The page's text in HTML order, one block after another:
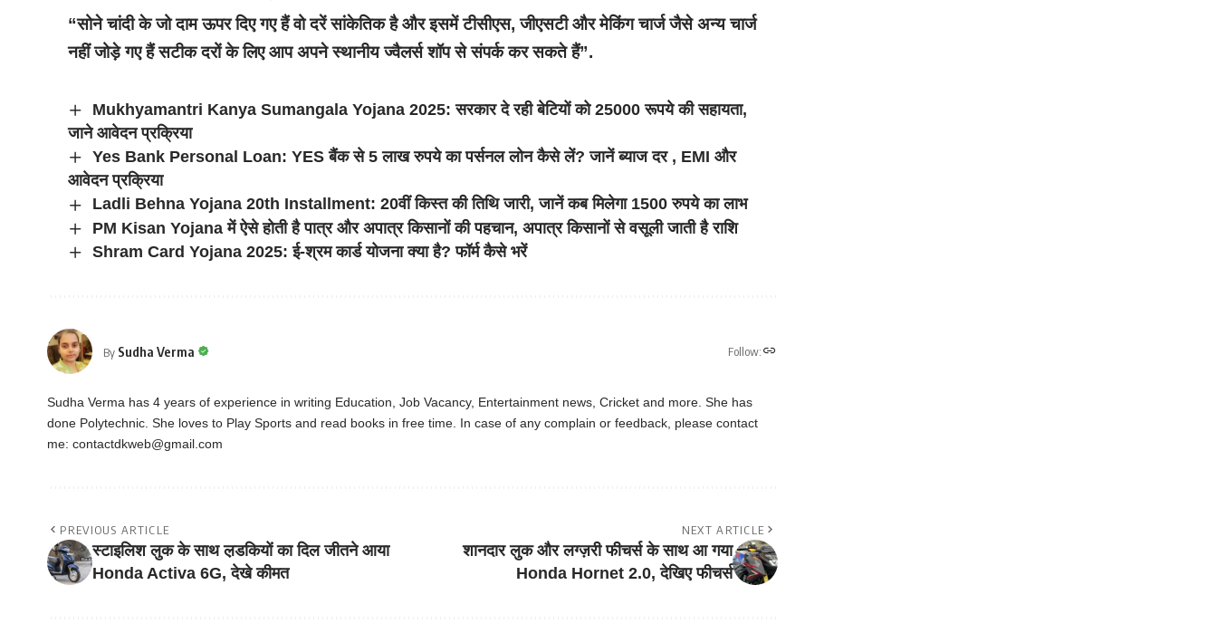
“सोने चांदी के जो दाम ऊपर दिए गए हैं वो दरें सांकेतिक है और इसमें टीसीएस,जीएसटी और मेकिंग चार्ज जैसे अन्य चार्ज
नहीं जोड़े गए हैं सटीक दरों के लिए आप अपने स्थानीय ज्वैलर्स शॉप से संपर्क कर सकते हैं”.
Mukhyamantri Kanya Sumangala Yojana 2025: सरकार दे रही बेटियों को 25000 रूपये की सहायता,
जाने आवेदन प्रक्रिया
Yes Bank Personal Loan: YES बैंक से 5 लाख रुपये का पर्सनल लोन कैसे लें? जानें ब्याज दर , EMI और
आवेदन प्रक्रिया
Ladli Behna Yojana 20th Installment: 20वीं किस्त की तिथि जारी, जानें कब मिलेगा 1500 रुपये का लाभ
PM Kisan Yojana में ऐसे होती है पात्र और अपात्र किसानों की पहचान, अपात्र किसानों से वसूली जाती है राशि
Shram Card Yojana 2025: ई-श्रम कार्ड योजना क्या है? फॉर्म कैसे भरें
By Sudha Verma Follow:
Sudha Verma has 4 years of experience in writing Education, Job Vacancy, Entertainment news, Cricket and more. She has
done Polytechnic. She loves to Play Sports and read books in free time. In case of any complain or feedback, please contact
me: contactdkweb@gmail.com
PREVIOUS ARTICLE
स्टाइलिश लुक के साथ ल़डकियों का दिल जीतने आया
Honda Activa 6G, देखे कीमत
NEXT ARTICLE
शानदार लुक और लग्ज़री फीचर्स के साथ आ गया
Honda Hornet 2.0, देखिए फीचर्स